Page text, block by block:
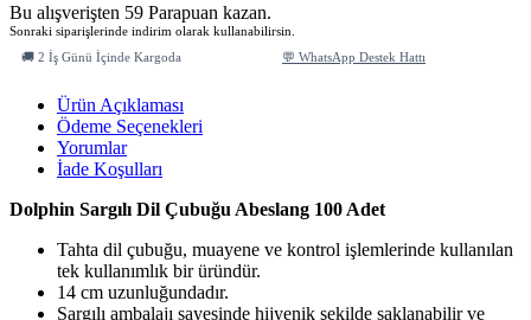
Bu alışverişten 59 Parapuan kazan.
Sonraki siparişlerinde indirim olarak kullanabilirsin.
🚚 2 İş Günü İçinde Kargoda
💬 WhatsApp Destek Hattı
Ürün Açıklaması
Ödeme Seçenekleri
Yorumlar
İade Koşulları
Dolphin Sargılı Dil Çubuğu Abeslang 100 Adet
Tahta dil çubuğu, muayene ve kontrol işlemlerinde kullanılan
tek kullanımlık bir üründür.
14 cm uzunluğundadır.
Sargılı ambalajı sayesinde hijyenik şekilde saklanabilir ve